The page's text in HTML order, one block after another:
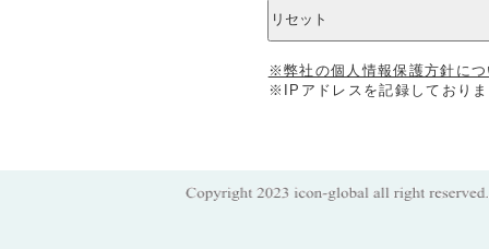
※弊社の個人情報保護方針に
※IPアドレスを記録しておりま